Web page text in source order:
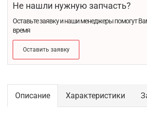
Не нашли нужную запчасть?
Оставьте заявку и наши менеджеры помогут
время
Оставить заявку
Описание Характеристики